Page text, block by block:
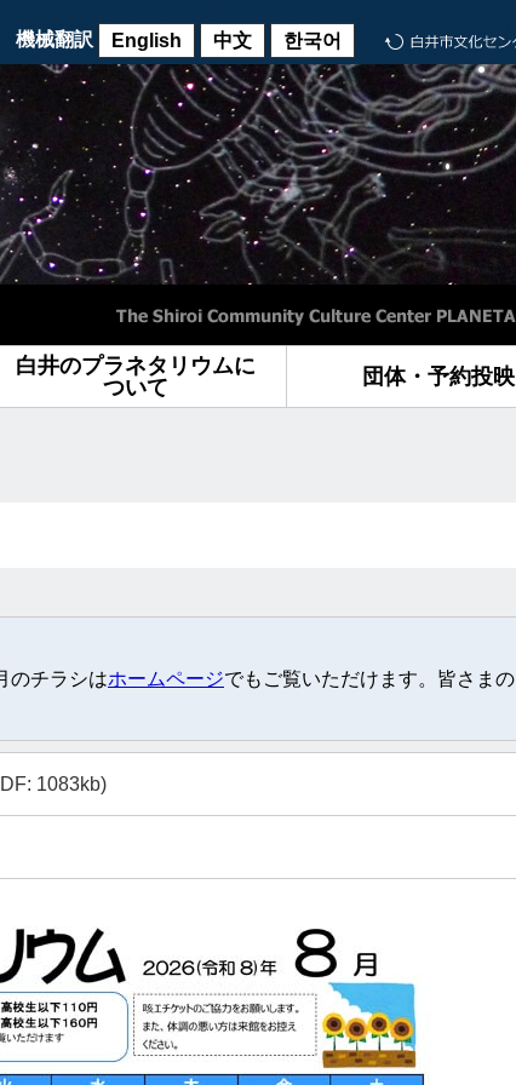
機械翻訳 English 中文 한국어
白井のプラネタリウムに
ついて
団体・予約投映
のチラシはホームページでもご覧いただけます。皆さまの
1083kb)